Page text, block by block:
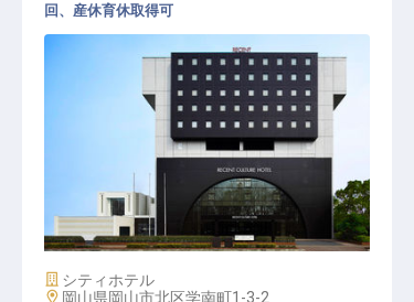
フロント / 正社員
回、産休育休取得可
施設業態
シティホテル
勤務地
岡山県岡山市北区学南町1-3-2